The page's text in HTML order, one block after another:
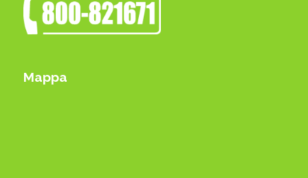
Mappa